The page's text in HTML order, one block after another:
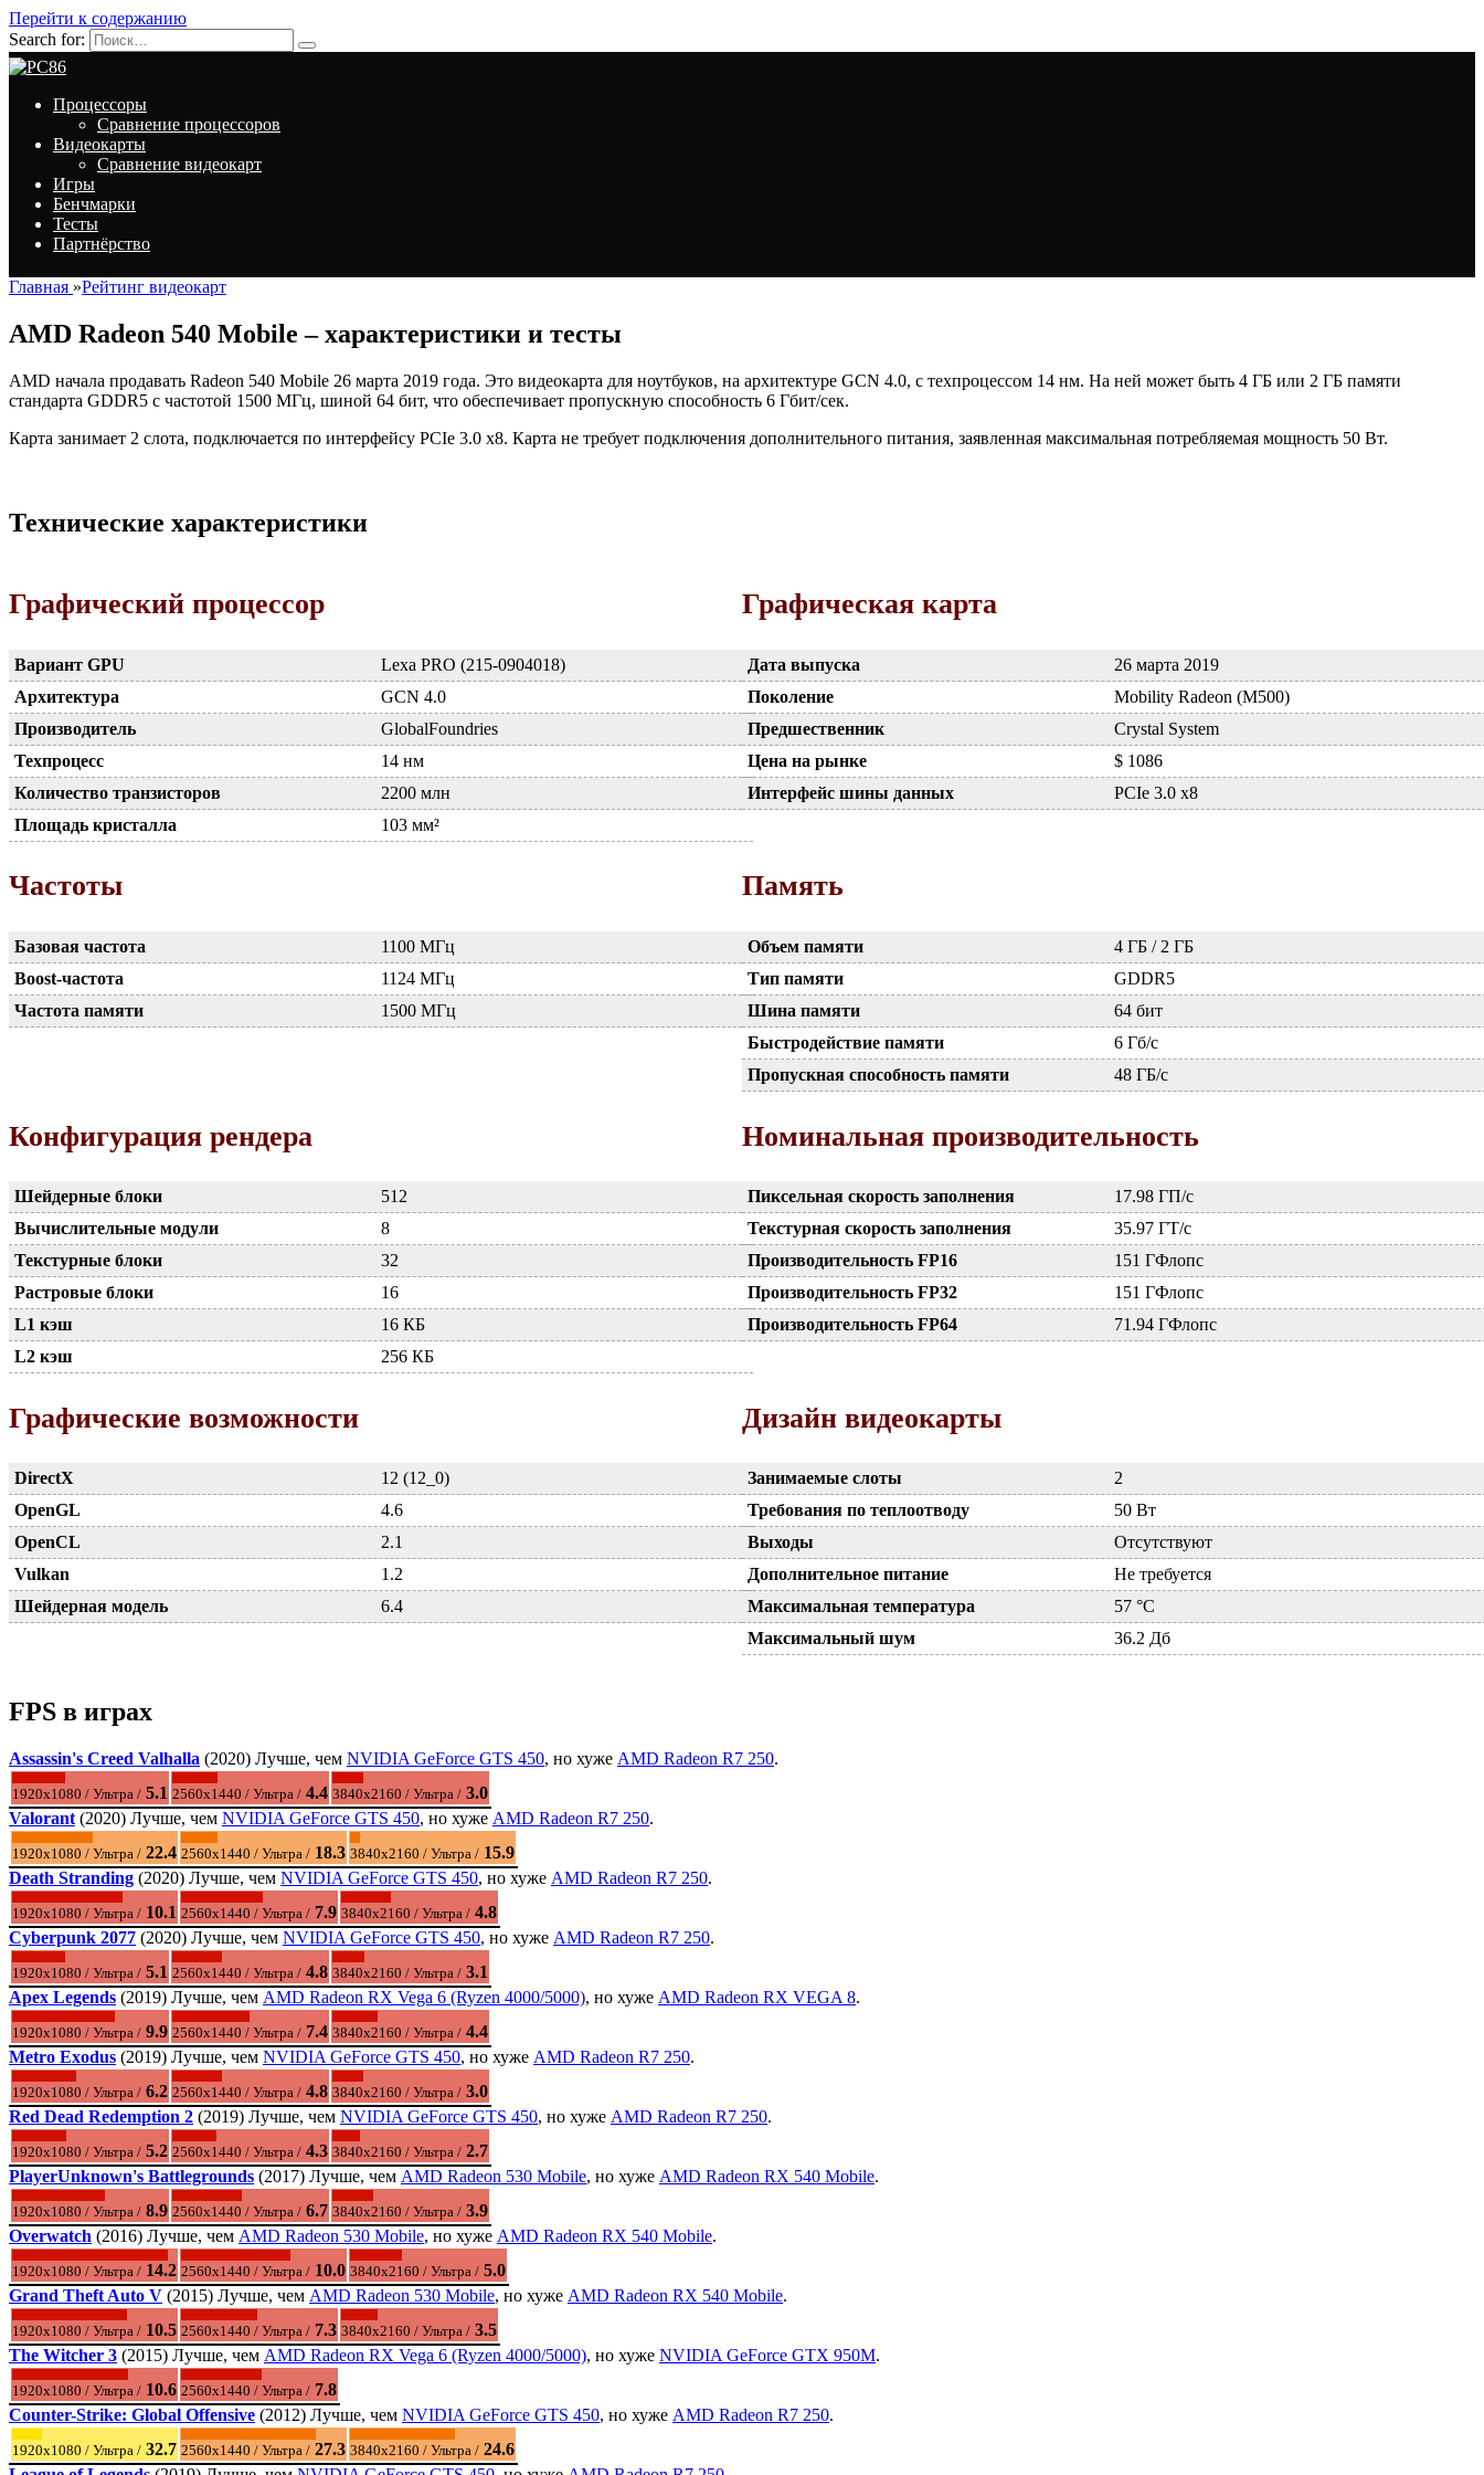
Перейти к содержанию
Search for:
Процессоры
Сравнение процессоров
Видеокарты
Сравнение видеокарт
Игры
Бенчмарки
Тесты
Партнёрство
Главная »Рейтинг видеокарт
AMD Radeon 540 Mobile – характеристики и тесты
AMD начала продавать Radeon 540 Mobile 26 марта 2019 года. Это видеокарта для ноутбуков, на архитектуре GCN 4.0, с техпроцессом 14 нм. На ней может быть 4 ГБ или 2 ГБ памяти
стандарта GDDR5 с частотой 1500 МГц, шиной 64 бит, что обеспечивает пропускную способность 6 Гбит/сек.
Карта занимает 2 слота, подключается по интерфейсу PCIe 3.0 x8. Карта не требует подключения дополнительного питания, заявленная максимальная потребляемая мощность 50 Вт.
Технические характеристики
Графический процессор
Вариант GPU
Lexa PRO (215-0904018)
Архитектура
GCN 4.0
Производитель
GlobalFoundries
Техпроцесс
14 нм
Количество транзисторов
2200 млн
Площадь кристалла
103 мм²
Графическая карта
Дата выпуска
26 марта 2019
Поколение
Mobility Radeon (M500)
Предшественник
Crystal System
Цена на рынке
$ 1086
Интерфейс шины данных
PCIe 3.0 x8
Частоты
Базовая частота
1100 МГц
Boost-частота
1124 МГц
Частота памяти
1500 МГц
Память
Объем памяти
4 ГБ / 2 ГБ
Тип памяти
GDDR5
Шина памяти
64 бит
Быстродействие памяти
6 Гб/с
Пропускная способность памяти
48 ГБ/с
Конфигурация рендера
Шейдерные блоки
512
Вычислительные модули
8
Текстурные блоки
32
Растровые блоки
16
L1 кэш
16 КБ
L2 кэш
256 КБ
Номинальная производительность
Пиксельная скорость заполнения
17.98 ГП/с
Текстурная скорость заполнения
35.97 ГТ/с
Производительность FP16
151 ГФлопс
Производительность FP32
151 ГФлопс
Производительность FP64
71.94 ГФлопс
Графические возможности
DirectX
12 (12_0)
OpenGL
4.6
OpenCL
2.1
Vulkan
1.2
Шейдерная модель
6.4
Дизайн видеокарты
Занимаемые слоты
2
Требования по теплоотводу
50 Вт
Выходы
Отсутствуют
Дополнительное питание
Не требуется
Максимальная температура
57 °C
Максимальный шум
36.2 Дб
FPS в играх
Assassin's Creed Valhalla (2020) Лучше, чем NVIDIA GeForce GTS 450, но хуже AMD Radeon R7 250.
1920x1080 / Ультра / 5.1 2560x1440 / Ультра / 4.4 3840x2160 / Ультра / 3.0
Valorant (2020) Лучше, чем NVIDIA GeForce GTS 450, но хуже AMD Radeon R7 250.
1920x1080 / Ультра / 22.4 2560x1440 / Ультра / 18.3 3840x2160 / Ультра / 15.9
Death Stranding (2020) Лучше, чем NVIDIA GeForce GTS 450, но хуже AMD Radeon R7 250.
1920x1080 / Ультра / 10.1 2560x1440 / Ультра / 7.9 3840x2160 / Ультра / 4.8
Cyberpunk 2077 (2020) Лучше, чем NVIDIA GeForce GTS 450, но хуже AMD Radeon R7 250.
1920x1080 / Ультра / 5.1 2560x1440 / Ультра / 4.8 3840x2160 / Ультра / 3.1
Apex Legends (2019) Лучше, чем AMD Radeon RX Vega 6 (Ryzen 4000/5000), но хуже AMD Radeon RX VEGA 8.
1920x1080 / Ультра / 9.9 2560x1440 / Ультра / 7.4 3840x2160 / Ультра / 4.4
Metro Exodus (2019) Лучше, чем NVIDIA GeForce GTS 450, но хуже AMD Radeon R7 250.
1920x1080 / Ультра / 6.2 2560x1440 / Ультра / 4.8 3840x2160 / Ультра / 3.0
Red Dead Redemption 2 (2019) Лучше, чем NVIDIA GeForce GTS 450, но хуже AMD Radeon R7 250.
1920x1080 / Ультра / 5.2 2560x1440 / Ультра / 4.3 3840x2160 / Ультра / 2.7
PlayerUnknown's Battlegrounds (2017) Лучше, чем AMD Radeon 530 Mobile, но хуже AMD Radeon RX 540 Mobile.
1920x1080 / Ультра / 8.9 2560x1440 / Ультра / 6.7 3840x2160 / Ультра / 3.9
Overwatch (2016) Лучше, чем AMD Radeon 530 Mobile, но хуже AMD Radeon RX 540 Mobile.
1920x1080 / Ультра / 14.2 2560x1440 / Ультра / 10.0 3840x2160 / Ультра / 5.0
Grand Theft Auto V (2015) Лучше, чем AMD Radeon 530 Mobile, но хуже AMD Radeon RX 540 Mobile.
1920x1080 / Ультра / 10.5 2560x1440 / Ультра / 7.3 3840x2160 / Ультра / 3.5
The Witcher 3 (2015) Лучше, чем AMD Radeon RX Vega 6 (Ryzen 4000/5000), но хуже NVIDIA GeForce GTX 950M.
1920x1080 / Ультра / 10.6 2560x1440 / Ультра / 7.8
Counter-Strike: Global Offensive (2012) Лучше, чем NVIDIA GeForce GTS 450, но хуже AMD Radeon R7 250.
1920x1080 / Ультра / 32.7 2560x1440 / Ультра / 27.3 3840x2160 / Ультра / 24.6